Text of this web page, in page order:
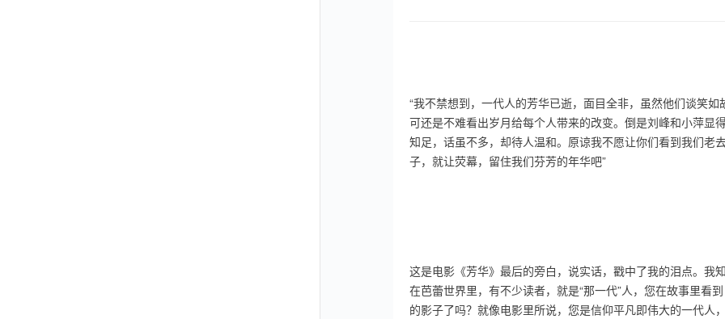
“我不禁想到，一代人的芳华已逝，面目全非，虽然他们谈笑如
可还是不难看出岁月给每个人带来的改变。倒是刘峰和小萍显
知足，话虽不多，却待人温和。原谅我不愿让你们看到我们老
子，就让荧幕，留住我们芬芳的年华吧”
这是电影《芳华》最后的旁白，说实话，戳中了我的泪点。我
在芭蕾世界里，有不少读者，就是“那一代”人，您在故事里看
的影子了吗？就像电影里所说，您是信仰平凡即伟大的一代人